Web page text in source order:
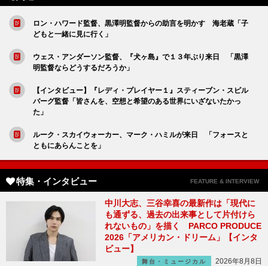
ロン・ハワード監督、黒澤明監督からの助言を明かす 海老蔵「子
どもと一緒に見に行く」
ウェス・アンダーソン監督、『犬ヶ島』で１３年ぶり来日 「黒澤
明監督ならどうするだろうか」
【インタビュー】『レディ・プレイヤー１』スティーブン・スピル
バーグ監督「皆さんを、空想と希望のある世界にいざないたかっ
た」
ルーク・スカイウォーカー、マーク・ハミルが来日 「フォースと
ともにあらんことを」
特集・インタビュー FEATURE & INTERVIEW
中川大志、三谷幸喜の最新作は「現代に
も通ずる、過去の出来事として片付けら
れないもの」を描く PARCO PRODUCE
2026「アメリカン・ドリーム」【インタ
ビュー】
舞台・ミュージカル
2026年8月8日